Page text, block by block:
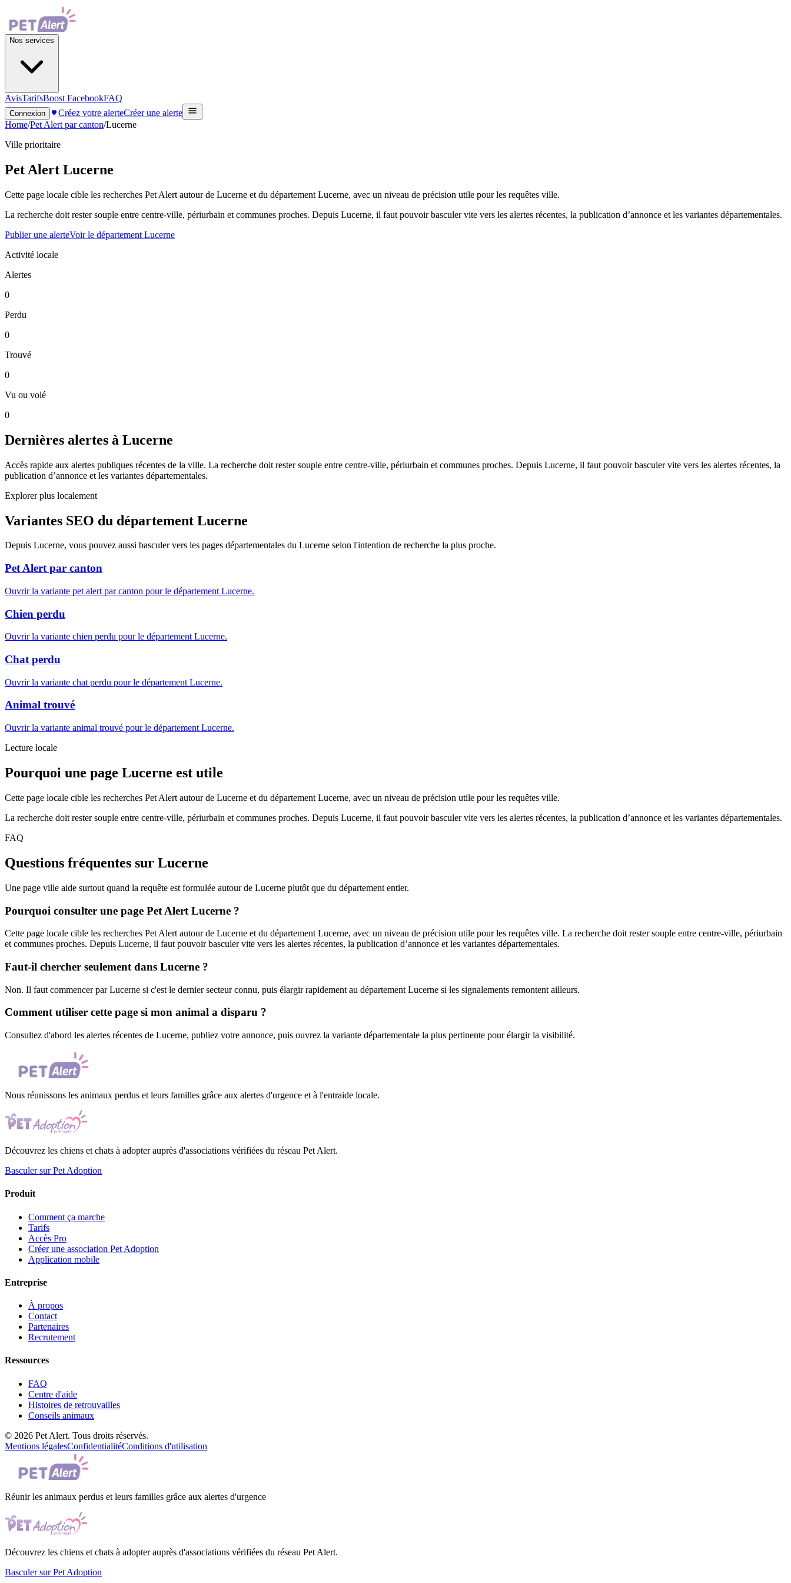
Nos services
AvisTarifsBoost FacebookFAQ
Connexion Créez votre alerteCréer une alerte
Home/Pet Alert par canton/Lucerne
Ville prioritaire
Pet Alert Lucerne
Cette page locale cible les recherches Pet Alert autour de Lucerne et du département Lucerne, avec un niveau de précision utile pour les requêtes ville.
La recherche doit rester souple entre centre-ville, périurbain et communes proches. Depuis Lucerne, il faut pouvoir basculer vite vers les alertes récentes, la publication d’annonce et les variantes départementales.
Publier une alerteVoir le département Lucerne
Activité locale
Alertes
0
Perdu
0
Trouvé
0
Vu ou volé
0
Dernières alertes à Lucerne
Accès rapide aux alertes publiques récentes de la ville. La recherche doit rester souple entre centre-ville, périurbain et communes proches. Depuis Lucerne, il faut pouvoir basculer vite vers les alertes récentes, la
publication d’annonce et les variantes départementales.
Explorer plus localement
Variantes SEO du département Lucerne
Depuis Lucerne, vous pouvez aussi basculer vers les pages départementales du Lucerne selon l'intention de recherche la plus proche.
Pet Alert par canton
Ouvrir la variante pet alert par canton pour le département Lucerne.
Chien perdu
Ouvrir la variante chien perdu pour le département Lucerne.
Chat perdu
Ouvrir la variante chat perdu pour le département Lucerne.
Animal trouvé
Ouvrir la variante animal trouvé pour le département Lucerne.
Lecture locale
Pourquoi une page Lucerne est utile
Cette page locale cible les recherches Pet Alert autour de Lucerne et du département Lucerne, avec un niveau de précision utile pour les requêtes ville.
La recherche doit rester souple entre centre-ville, périurbain et communes proches. Depuis Lucerne, il faut pouvoir basculer vite vers les alertes récentes, la publication d’annonce et les variantes départementales.
FAQ
Questions fréquentes sur Lucerne
Une page ville aide surtout quand la requête est formulée autour de Lucerne plutôt que du département entier.
Pourquoi consulter une page Pet Alert Lucerne ?
Cette page locale cible les recherches Pet Alert autour de Lucerne et du département Lucerne, avec un niveau de précision utile pour les requêtes ville. La recherche doit rester souple entre centre-ville, périurbain
et communes proches. Depuis Lucerne, il faut pouvoir basculer vite vers les alertes récentes, la publication d’annonce et les variantes départementales.
Faut-il chercher seulement dans Lucerne ?
Non. Il faut commencer par Lucerne si c'est le dernier secteur connu, puis élargir rapidement au département Lucerne si les signalements remontent ailleurs.
Comment utiliser cette page si mon animal a disparu ?
Consultez d'abord les alertes récentes de Lucerne, publiez votre annonce, puis ouvrez la variante départementale la plus pertinente pour élargir la visibilité.
Nous réunissons les animaux perdus et leurs familles grâce aux alertes d'urgence et à l'entraide locale.
Découvrez les chiens et chats à adopter auprès d'associations vérifiées du réseau Pet Alert.
Basculer sur Pet Adoption
Produit
Comment ça marche
Tarifs
Accès Pro
Créer une association Pet Adoption
Application mobile
Entreprise
À propos
Contact
Partenaires
Recrutement
Ressources
FAQ
Centre d'aide
Histoires de retrouvailles
Conseils animaux
© 2026 Pet Alert. Tous droits réservés.
Mentions légalesConfidentialitéConditions d'utilisation
Réunir les animaux perdus et leurs familles grâce aux alertes d'urgence
Découvrez les chiens et chats à adopter auprès d'associations vérifiées du réseau Pet Alert.
Basculer sur Pet Adoption